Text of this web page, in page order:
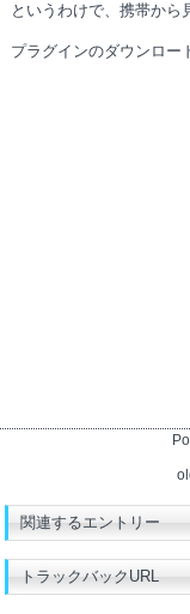
というわけで、携帯から
プラグインのダウンロー
関連するエントリー
トラックバックURL